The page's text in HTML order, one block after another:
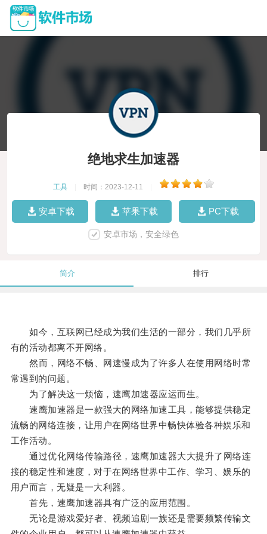
绝地求生加速器
工具 时间：2023-12-11
安卓下载 苹果下载 PC下载
安卓市场，安全绿色
简介 排行
如今，互联网已经成为我们生活的一部分，我们几乎所
有的活动都离不开网络。
然而，网络不畅、网速慢成为了许多人在使用网络时常
常遇到的问题。
为了解决这一烦恼，速鹰加速器应运而生。
速鹰加速器是一款强大的网络加速工具，能够提供稳定
流畅的网络连接，让用户在网络世界中畅快体验各种娱乐和
工作活动。
通过优化网络传输路径，速鹰加速器大大提升了网络连
接的稳定性和速度，对于在网络世界中工作、学习、娱乐的
用户而言，无疑是一大利器。
首先，速鹰加速器具有广泛的应用范围。
无论是游戏爱好者、视频追剧一族还是需要频繁传输文